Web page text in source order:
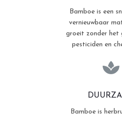
Bamboe is een
vernieuwbaar
groeit zonder het
pesticiden en
Bamboe is